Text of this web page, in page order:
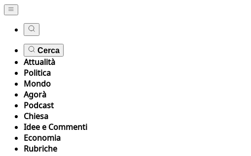
Cerca
Attualità
Politica
Mondo
Agorà
Podcast
Chiesa
Idee e Commenti
Economia
Rubriche